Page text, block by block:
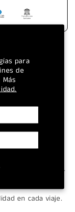
para
de
Mixta:
Transporte
BA265
un
condiciones de
transitan tanto por
en cada viaje.